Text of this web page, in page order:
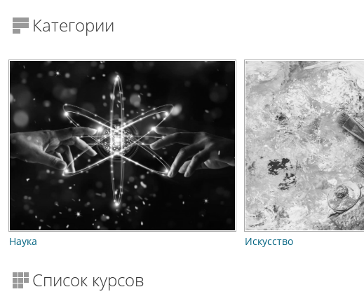
Категории
Наука Искусство
Список курсов